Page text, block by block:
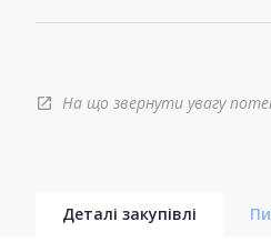
open_in_new На що звернути увагу
Деталі закупівлі